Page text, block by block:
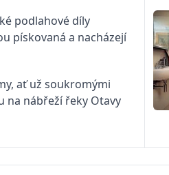
podlahové díly
pískovaná a nacházejí
ať už soukromými
na nábřeží řeky Otavy